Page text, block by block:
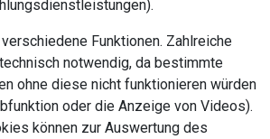
Funktionen. Zahlreiche
notwendig, da bestimmte
ohne diese nicht funktionieren würden
oder die Anzeige von Videos).
können zur Auswertung des